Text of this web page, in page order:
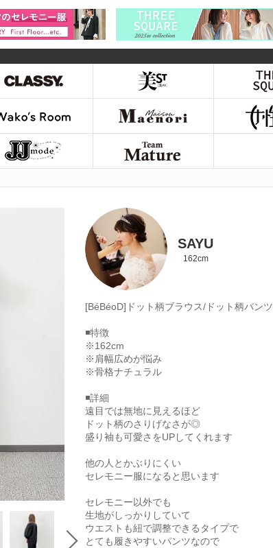
SAYU
162cm
[BéBéoD]ドット柄ブラウス/ドット柄パンツ
◾️特徴
※162cm
※肩幅広めが悩み
※骨格ナチュラル
◾️詳細
遠目では無地に見えるほど
ドット柄のさりげなさが◎
盛り袖も可愛さをUPしてくれます
他の人とかぶりにくい
セレモニー服になると思います
セレモニー以外でも
生地がしっかりしていて
ウエストも紐で調整できるタイプで
とても履きやすいパンツなので